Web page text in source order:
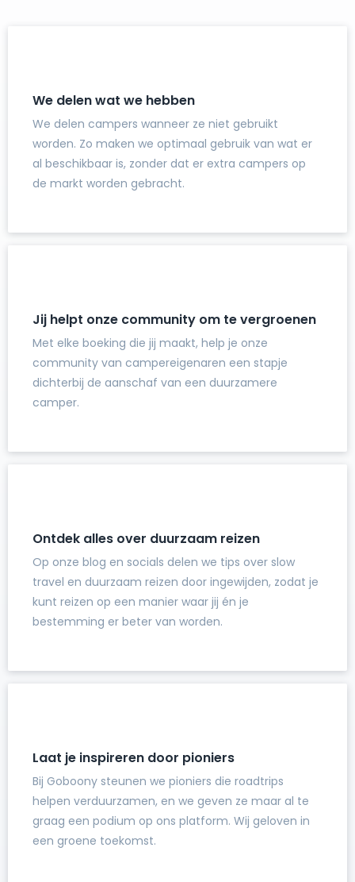
We delen wat we hebben
We delen campers wanneer ze niet gebruikt
worden. Zo maken we optimaal gebruik van wat er
al beschikbaar is, zonder dat er extra campers op
de markt worden gebracht.
Jij helpt onze community om te vergroenen
Met elke boeking die jij maakt, help je onze
community van campereigenaren een stapje
dichterbij de aanschaf van een duurzamere
camper.
Ontdek alles over duurzaam reizen
Op onze blog en socials delen we tips over slow
travel en duurzaam reizen door ingewijden, zodat je
kunt reizen op een manier waar jij én je
bestemming er beter van worden.
Laat je inspireren door pioniers
Bij Goboony steunen we pioniers die roadtrips
helpen verduurzamen, en we geven ze maar al te
graag een podium op ons platform. Wij geloven in
een groene toekomst.